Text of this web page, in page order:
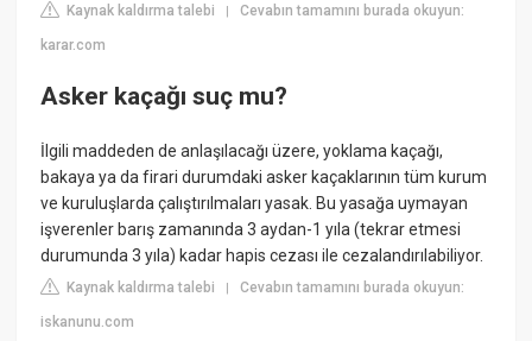
Kaynak kaldırma talebi |Cevabın tamamını burada okuyun:
karar.com
Asker kaçağı suç mu?
İlgili maddeden de anlaşılacağı üzere, yoklama kaçağı,
bakaya ya da firari durumdaki asker kaçaklarının tüm kurum
ve kuruluşlarda çalıştırılmaları yasak. Bu yasağa uymayan
işverenler barış zamanında 3 aydan-1 yıla (tekrar etmesi
durumunda 3 yıla) kadar hapis cezası ile cezalandırılabiliyor.
Kaynak kaldırma talebi |Cevabın tamamını burada okuyun:
iskanunu.com